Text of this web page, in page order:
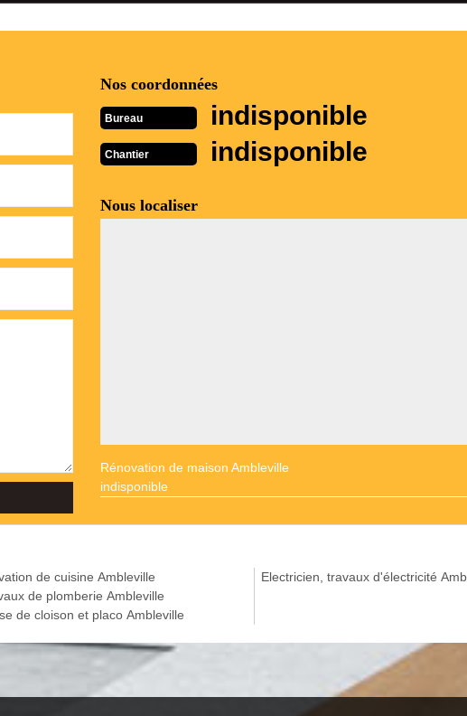
Nos coordonnées
Bureau indisponible
Chantier indisponible
Nous localiser
Rénovation de maison Ambleville
indisponible
de cuisine Ambleville
de plomberie Ambleville
de cloison et placo Ambleville
Electricien, travaux d'électricité